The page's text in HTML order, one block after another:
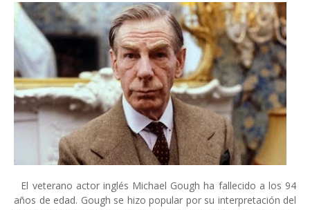
El veterano actor inglés Michael Gough ha fallecido a los 94
años de edad. Gough se hizo popular por su interpretación del